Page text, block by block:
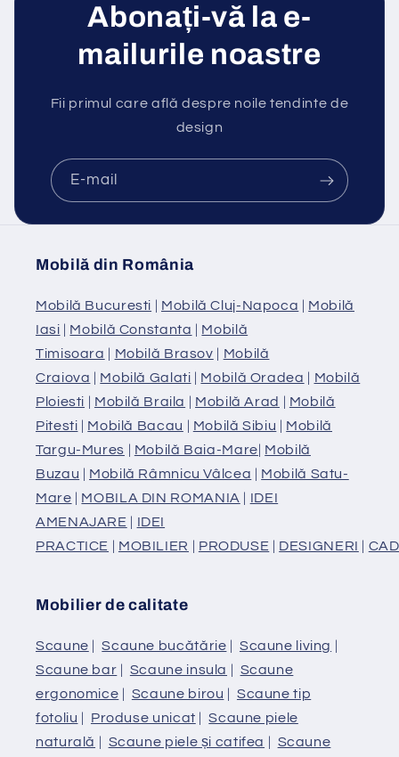
Abonați-vă la e-
mailurile noastre
Fii primul care află despre noile tendinte de
design
E-mail
Mobilă din România
Mobilă Bucuresti | Mobilă Cluj-Napoca | Mobilă
Iasi | Mobilă Constanta | Mobilă
Timisoara | Mobilă Brasov | Mobilă
Craiova | Mobilă Galati | Mobilă Oradea | Mobilă
Ploiesti | Mobilă Braila | Mobilă Arad | Mobilă
Pitesti | Mobilă Bacau | Mobilă Sibiu | Mobilă
Targu-Mures | Mobilă Baia-Mare| Mobilă
Buzau | Mobilă Râmnicu Vâlcea | Mobilă Satu-
Mare | MOBILA DIN ROMANIA | IDEI
AMENAJARE | IDEI
PRACTICE | MOBILIER | PRODUSE | DESIGNERI |
Mobilier de calitate
Scaune |Scaune bucătărie | Scaune living |
Scaune bar | Scaune insula | Scaune
ergonomice | Scaune birou | Scaune tip
fotoliu | Produse unicat |Scaune piele
naturală | Scaune piele și catifea | Scaune